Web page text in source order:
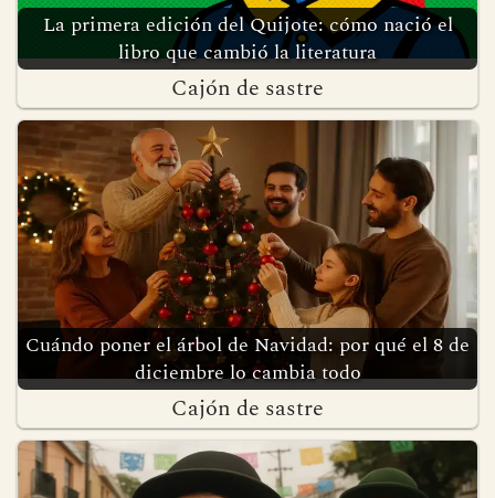
La primera edición del Quijote: cómo nació el
libro que cambió la literatura
Cajón de sastre
Cuándo poner el árbol de Navidad: por qué el 8 de
diciembre lo cambia todo
Cajón de sastre